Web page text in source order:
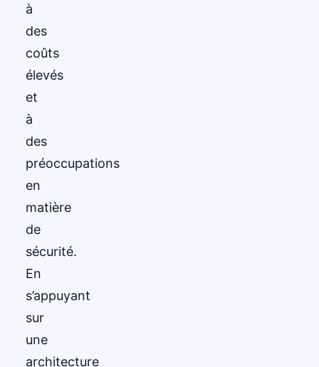
à
des
coûts
élevés
et
à
des
préoccupations
en
matière
de
sécurité.
En
s’appuyant
sur
une
architecture